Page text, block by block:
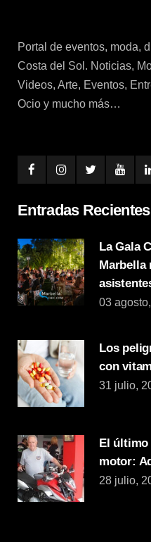
Portal de eventos, moda,
Costa del Sol. Noticias,
Videos, Arte, Eventos,
Ocio y mucho más…
Entradas Recientes
La Gala
Marbella
03
Los
con
31 julio,
El último
motor:
28 julio,